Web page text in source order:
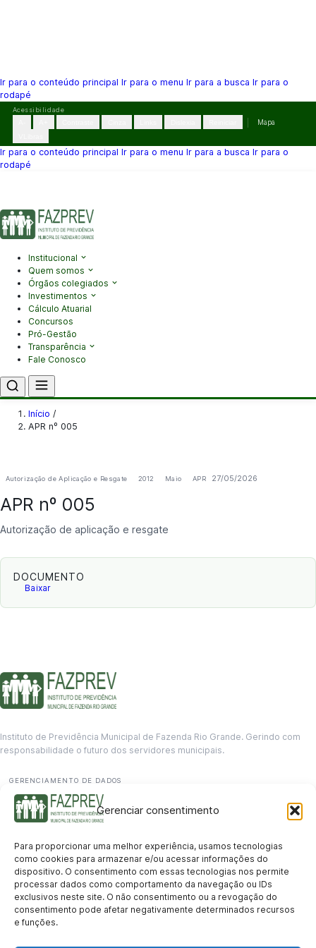
Gerenciar consentimento
Para proporcionar uma melhor experiência, usamos tecnologias
como cookies para armazenar e/ou acessar informações do
dispositivo. O consentimento com essas tecnologias nos permite
processar dados como comportamento da navegação ou IDs
exclusivos neste site. O não consentimento ou a revogação do
consentimento pode afetar negativamente determinados recursos
e funções.
Ir para o conteúdo principal Ir para o menu Ir para a busca Ir para o
rodapé
Pular
conteúdo
Acessibilidade
Mapa
Ir para o conteúdo principal Ir para o menu Ir para a busca Ir para o
rodapé
Institucional
Quem somos
Órgãos colegiados
Investimentos
Cálculo Atuarial
Concursos
Pró-Gestão
Transparência
Fale Conosco
Início /
APR nº 005
Autorização de Aplicação e Resgate 2012 Maio APR 27/05/2026
APR nº 005
Autorização de aplicação e resgate
DOCUMENTO
Baixar
Instituto de Previdência Municipal de Fazenda Rio Grande. Gerindo com
responsabilidade o futuro dos servidores municipais.
GERENCIAMENTO DE DADOS
Departamento de informação
contato@fazprev.pr.gov.br
(41) 3995-2146
Serviços
Aposentadoria Pensão por Morte Benefício por Invalidez Auxílio Doença
Holerite Online Protocolo Online
Transparência
Portal da Transparência